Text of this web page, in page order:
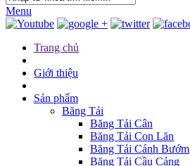
Menu
Trang chủ
Giới thiệu
Sản phẩm
Băng Tải
Băng Tải Cân
Băng Tải Con Lăn
Băng Tải Cánh Bướm
Băng Tải Cầu Cảng